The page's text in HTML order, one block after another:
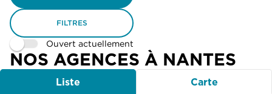
FILTRES
Ouvert actuellement
NOS AGENCES À NANTES
Liste Carte